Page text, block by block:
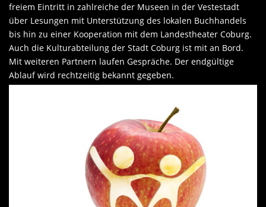
freiem Eintritt in zahlreiche der Museen in der Vestestadt
über Lesungen mit Unterstützung des lokalen Buchhandels
bis hin zu einer Kooperation mit dem Landestheater Coburg.
Auch die Kulturabteilung der Stadt Coburg ist mit an Bord.
Mit weiteren Partnern laufen Gespräche. Der endgültige
Ablauf wird rechtzeitig bekannt gegeben.